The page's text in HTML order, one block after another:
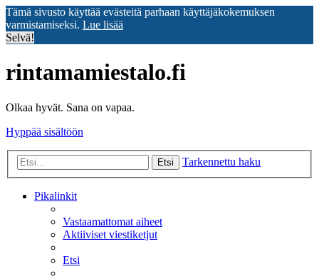
Tämä sivusto käyttää evästeitä parhaan käyttäjäkokemuksen
varmistamiseksi. Lue lisää
Selvä!
rintamamiestalo.fi
Olkaa hyvät. Sana on vapaa.
Hyppää sisältöön
Etsi Tarkennettu haku
Pikalinkit
Vastaamattomat aiheet
Aktiiviset viestiketjut
Etsi